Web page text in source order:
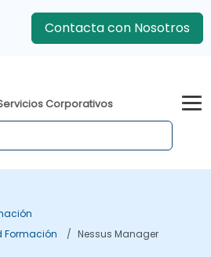
Contacta con Nosotros
Corporativos
Formación
Nessus Manager